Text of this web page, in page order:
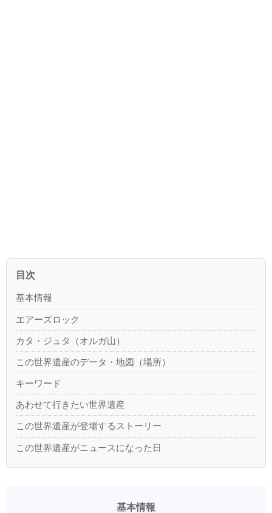
目次
基本情報
エアーズロック
カタ・ジュタ（オルガ山）
この世界遺産のデータ・地図（場所）
キーワード
あわせて行きたい世界遺産
この世界遺産が登場するストーリー
この世界遺産がニュースになった日
基本情報